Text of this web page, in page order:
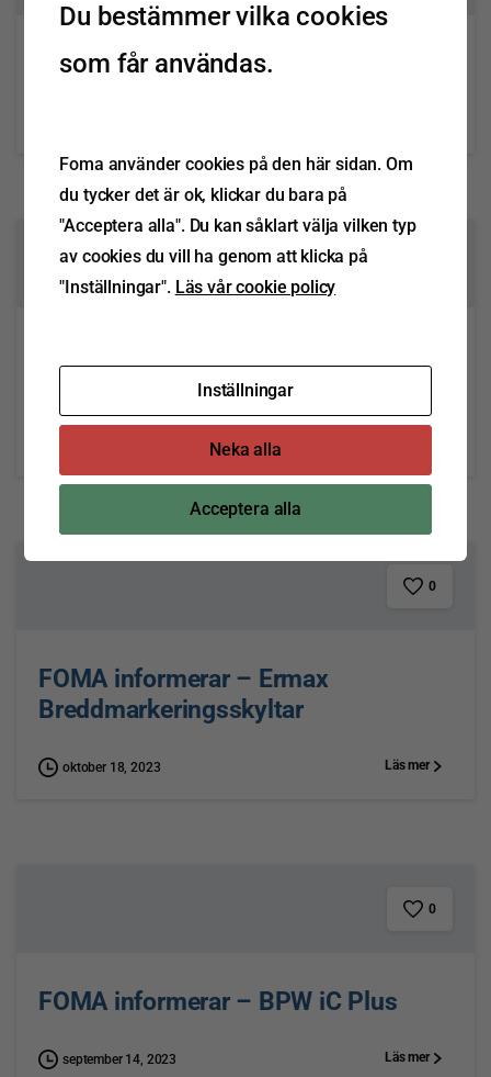
FOMA informerar – BPW ePower
ståltorsionsaxlar (vers 1)
0
FOMA informerar – Ermax
Breddmarkeringsskyltar
oktober 18, 2023 Läs mer
0
FOMA informerar – BPW iC Plus
september 14, 2023 Läs mer
Du bestämmer vilka cookies
som får användas.
Foma använder cookies på den här sidan. Om
du tycker det är ok, klickar du bara på
"Acceptera alla". Du kan såklart välja vilken typ
av cookies du vill ha genom att klicka på
"Inställningar". Läs vår cookie policy
Inställningar
Neka alla
Acceptera alla